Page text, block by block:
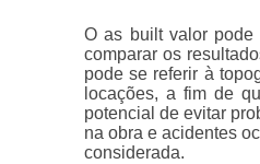
Oas built valor pode
comparar os
pode se referir à
locações, a fim de
potencial de evitar
na obra e acidentes
considerada.